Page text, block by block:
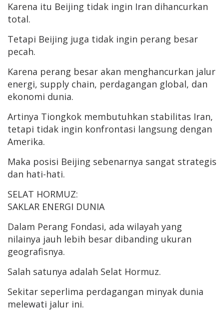
Karena itu Beijing tidak ingin Iran dihancurkan
total.
Tetapi Beijing juga tidak ingin perang besar
pecah.
Karena perang besar akan menghancurkan jalur
energi, supply chain, perdagangan global, dan
ekonomi dunia.
Artinya Tiongkok membutuhkan stabilitas Iran,
tetapi tidak ingin konfrontasi langsung dengan
Amerika.
Maka posisi Beijing sebenarnya sangat strategis
dan hati-hati.
SELAT HORMUZ:
SAKLAR ENERGI DUNIA
Dalam Perang Fondasi, ada wilayah yang
nilainya jauh lebih besar dibanding ukuran
geografisnya.
Salah satunya adalah Selat Hormuz.
Sekitar seperlima perdagangan minyak dunia
melewati jalur ini.